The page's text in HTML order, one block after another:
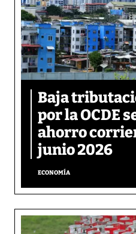
Baja
por la OCDE
ahorro
junio 2026
ECONOMÍA